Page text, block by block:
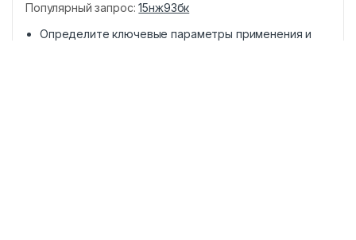
Популярный запрос:15нж93бк
Определите ключевые параметры применения и